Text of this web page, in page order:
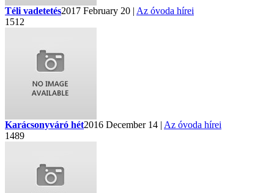
Téli vadetetés2017 February 20 | Az óvoda hírei
1512
Karácsonyváró hét2016 December 14 | Az óvoda hírei
1489